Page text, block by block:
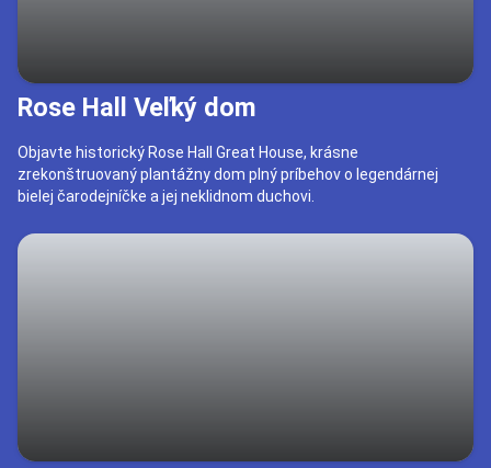
Rose Hall Veľký dom
Objavte historický Rose Hall Great House, krásne
zrekonštruovaný plantážny dom plný príbehov o legendárnej
bielej čarodejníčke a jej neklidnom duchovi.